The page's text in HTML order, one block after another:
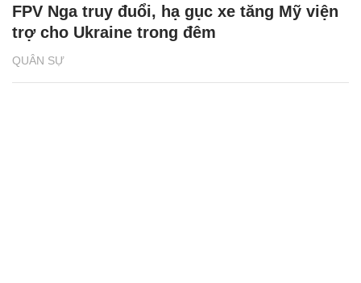
QUÂN SỰ
FPV Nga truy đuổi, hạ gục xe tăng Mỹ viện
trợ cho Ukraine trong đêm